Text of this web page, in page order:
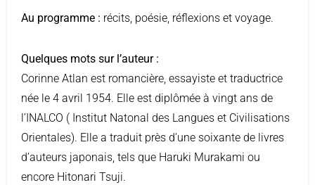
Au programme : récits, poésie, réflexions et voyage.
Quelques mots sur l’auteur :
Corinne Atlan est romancière, essayiste et traductrice
née le 4 avril 1954. Elle est diplômée à vingt ans de
l’INALCO ( Institut Natonal des Langues et Civilisations
Orientales). Elle a traduit près d’une soixante de livres
d’auteurs japonais, tels que Haruki Murakami ou
encore Hitonari Tsuji.